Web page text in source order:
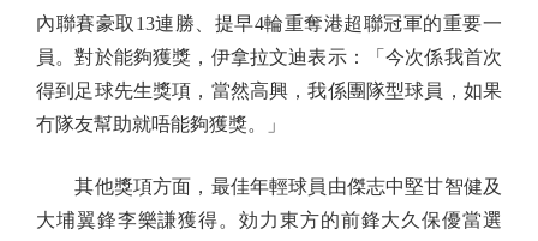
內聯賽豪取13連勝、提早4輪重奪港超聯冠軍的重要一
員。對於能夠獲獎，伊拿拉文迪表示：「今次係我首次
得到足球先生獎項，當然高興，我係團隊型球員，如果
冇隊友幫助就唔能夠獲獎。」
其他獎項方面，最佳年輕球員由傑志中堅甘智健及
大埔翼鋒李樂謙獲得。効力東方的前鋒大久保優當選